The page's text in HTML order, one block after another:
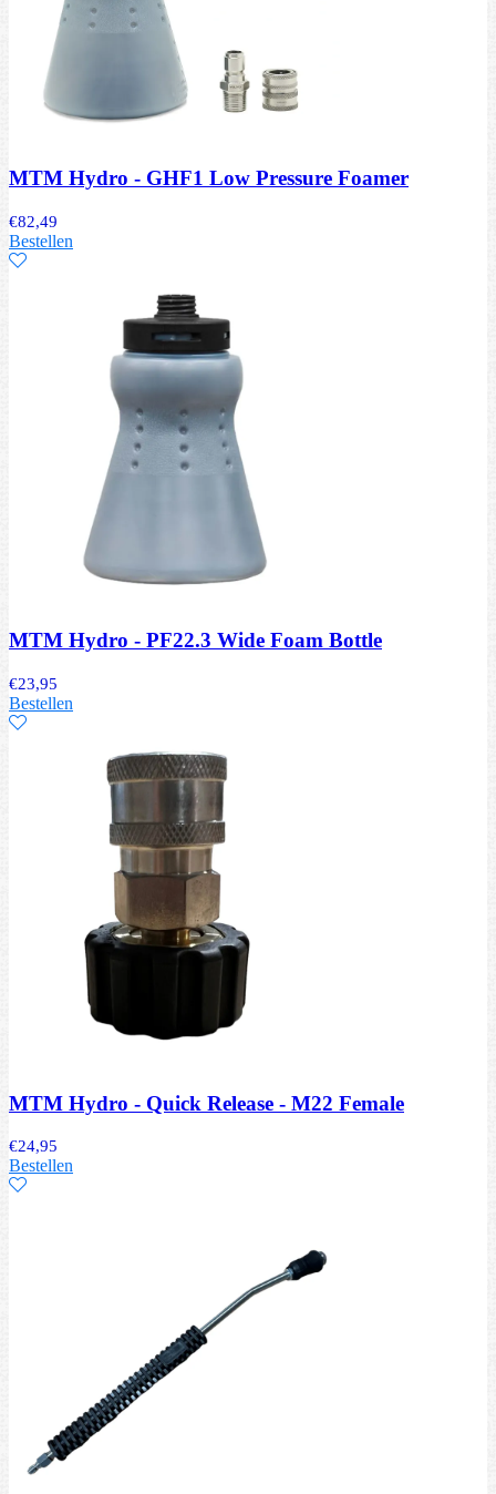
MTM Hydro - GHF1 Low Pressure Foamer
€82,49
Bestellen
MTM Hydro - PF22.3 Wide Foam Bottle
€23,95
Bestellen
MTM Hydro - Quick Release - M22 Female
€24,95
Bestellen